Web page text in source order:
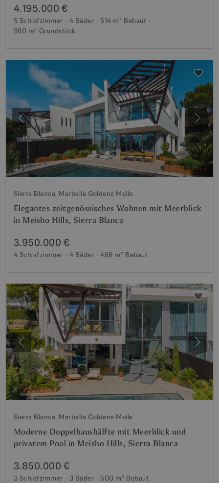
4.195.000 €
5 Schlafzimmer 4 Bäder 514 m² Bebaut
960 m² Grundstück
Vorherige
Sierra Blanca, Marbella Goldene Meile
Elegantes zeitgenössisches Wohnen mit Meerblick
in Meisho Hills, Sierra Blanca
3.950.000 €
4 Schlafzimmer 4 Bäder 486 m² Bebaut
Vorherige
Sierra Blanca, Marbella Goldene Meile
Moderne Doppelhaushälfte mit Meerblick und
privatem Pool in Meisho Hills, Sierra Blanca
3.850.000 €
3 Schlafzimmer 3 Bäder 500 m² Bebaut